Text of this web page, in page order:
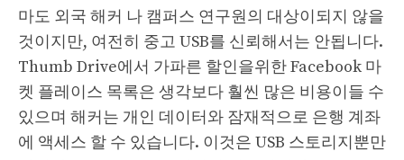
마도 외국 해커 나 캠퍼스 연구원의 대상이되지 않을
것이지만, 여전히 중고 USB를 신뢰해서는 안됩니다.
Thumb Drive에서 가파른 할인을위한 Facebook 마
켓 플레이스 목록은 생각보다 훨씬 많은 비용이들 수
있으며 해커는 개인 데이터와 잠재적으로 은행 계좌
에 액세스 할 수 있습니다. 이것은 USB 스토리지뿐만